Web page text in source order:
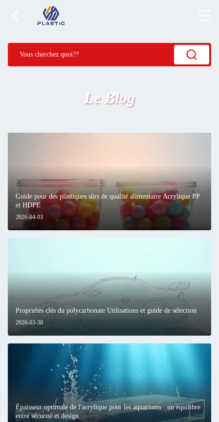
Le Blog
2026-04-03
Guide pour des plastiques sûrs de qualité alimentaire Acrylique PP
et HDPE
2026-03-30
Propriétés clés du polycarbonate Utilisations et guide de sélection
Épaisseur optimale de l'acrylique pour les aquariums : un équilibre
entre sécurité et design